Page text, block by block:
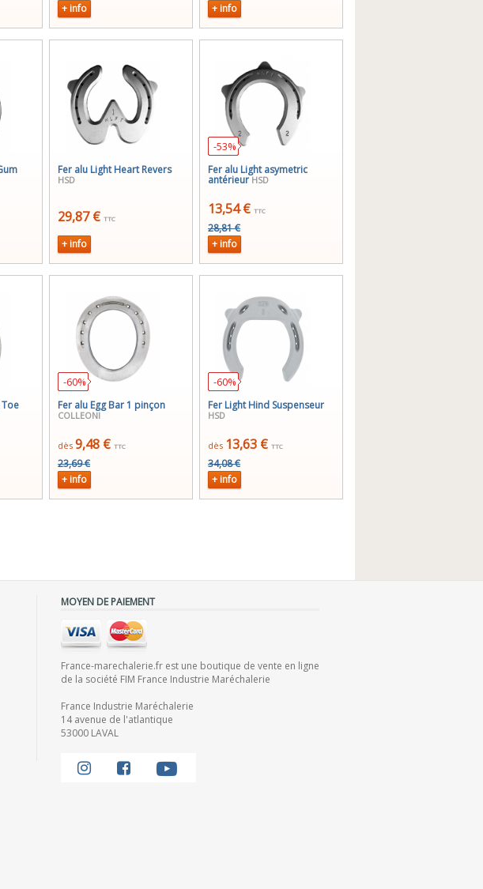
+ info
+ info
Fer alu Light Heart Revers
HSD
29,87 € TTC
+ info
-53%
Fer alu Light asymetric
antérieurHSD
13,54 € TTC
28,81 €
+ info
-60%
Fer alu Egg Bar 1 pinçon
COLLEONI
dès 9,48 € TTC
23,69 €
+ info
-60%
Fer Light Hind Suspenseur
HSD
dès 13,63 € TTC
34,08 €
+ info
MOYEN DE PAIEMENT
France-marechalerie.fr est une boutique de vente en ligne
de la société FIM France Industrie Maréchalerie
France Industrie Maréchalerie
14 avenue de l'atlantique
53000 LAVAL